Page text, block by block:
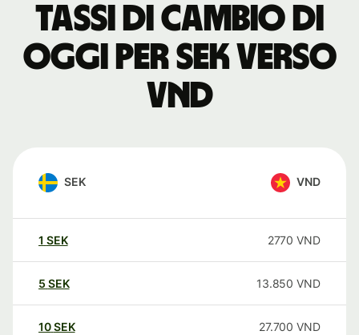
Tassi di cambio di
oggi per SEK verso
VND
SEK VND
1 SEK 2770 VND
5 SEK 13.850 VND
10SEK 27.700 VND